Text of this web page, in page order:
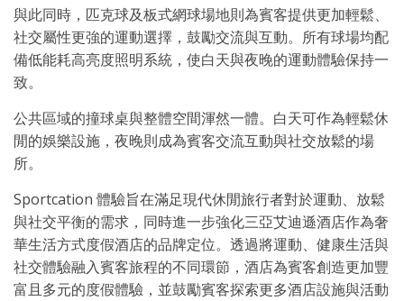
與此同時，匹克球及板式網球場地則為賓客提供更加輕鬆、
社交屬性更強的運動選擇，鼓勵交流與互動。所有球場均配
備低能耗高亮度照明系統，使白天與夜晚的運動體驗保持一
致。
公共區域的撞球桌與整體空間渾然一體。白天可作為輕鬆休
閒的娛樂設施，夜晚則成為賓客交流互動與社交放鬆的場
所。
Sportcation 體驗旨在滿足現代休閒旅行者對於運動、放鬆
與社交平衡的需求，同時進一步強化三亞艾迪遜酒店作為奢
華生活方式度假酒店的品牌定位。透過將運動、健康生活與
社交體驗融入賓客旅程的不同環節，酒店為賓客創造更加豐
富且多元的度假體驗，並鼓勵賓客探索更多酒店設施與活動